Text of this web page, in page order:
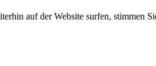
auf der Website surfen, stimmen